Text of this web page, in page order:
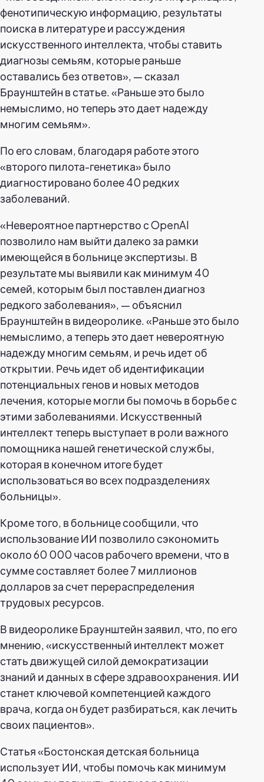
фенотипическую информацию, результаты
поиска в литературе и рассуждения
искусственного интеллекта, чтобы ставить
диагнозы семьям, которые раньше
оставались без ответов», — сказал
Браунштейн в статье. «Раньше это было
немыслимо, но теперь это дает надежду
многим семьям».
По его словам, благодаря работе этого
«второго пилота-генетика» было
диагностировано более 40 редких
заболеваний.
«Невероятное партнерство с OpenAI
позволило нам выйти далеко за рамки
имеющейся в больнице экспертизы. В
результате мы выявили как минимум 40
семей, которым был поставлен диагноз
редкого заболевания», — объяснил
Браунштейн в видеоролике. «Раньше это было
немыслимо, а теперь это дает невероятную
надежду многим семьям, и речь идет об
открытии. Речь идет об идентификации
потенциальных генов и новых методов
лечения, которые могли бы помочь в борьбе с
этими заболеваниями. Искусственный
интеллект теперь выступает в роли важного
помощника нашей генетической службы,
которая в конечном итоге будет
использоваться во всех подразделениях
больницы».
Кроме того, в больнице сообщили, что
использование ИИ позволило сэкономить
около 60 000 часов рабочего времени, что в
сумме составляет более 7 миллионов
долларов за счет перераспределения
трудовых ресурсов.
В видеоролике Браунштейн заявил, что, по его
мнению, «искусственный интеллект может
стать движущей силой демократизации
знаний и данных в сфере здравоохранения. ИИ
станет ключевой компетенцией каждого
врача, когда он будет разбираться, как лечить
своих пациентов».
Статья «Бостонская детская больница
использует ИИ, чтобы помочь как минимум